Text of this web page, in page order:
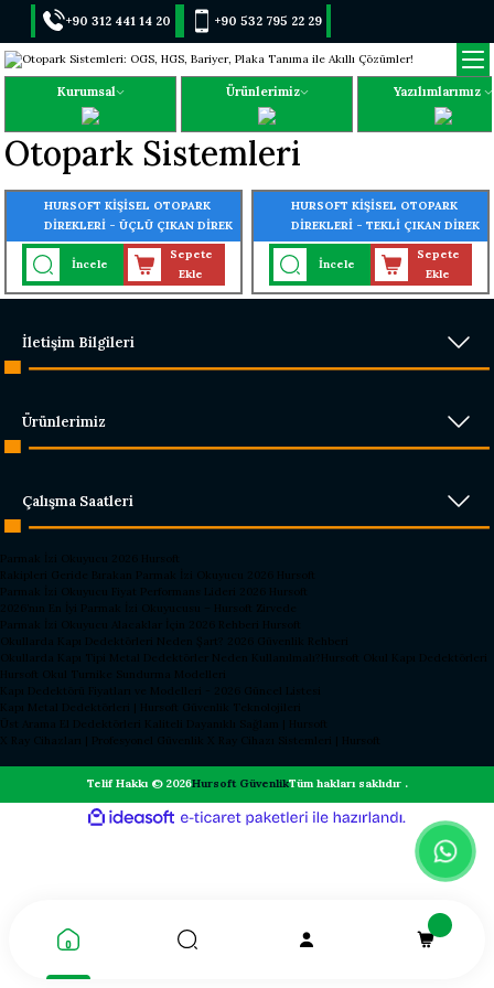
+90 312 441 14 20 +90 532 795 22 29
Kurumsal Ürünlerimiz Yazılımlarımız
Otopark Sistemleri
HURSOFT KİŞİSEL OTOPARK
DİREKLERİ - ÜÇLÜ ÇIKAN DİREK
İncele
Sepete
Ekle
HURSOFT KİŞİSEL OTOPARK
DİREKLERİ - TEKLİ ÇIKAN DİREK
İncele
Sepete
Ekle
İletişim Bilgileri
Ürünlerimiz
Çalışma Saatleri
Parmak İzi Okuyucu 2026 Hursoft
Rakipleri Geride Bırakan Parmak İzi Okuyucu 2026 Hursoft
Parmak İzi Okuyucu Fiyat Performans Lideri 2026 Hursoft
2026’nın En İyi Parmak İzi Okuyucusu – Hursoft Zirvede
Parmak İzi Okuyucu Alacaklar İçin 2026 Rehberi Hursoft
Okullarda Kapı Dedektörleri Neden Şart? 2026 Güvenlik Rehberi
Okullarda Kapı Tipi Metal Dedektörler Neden Kullanılmalı?Hursoft Okul Kapı Dedektörleri
Hursoft Okul Turnike Sundurma Modelleri
Kapı Dedektörü Fiyatları ve Modelleri - 2026 Güncel Listesi
Kapı Metal Dedektörleri | Hursoft Güvenlik Teknolojileri
Üst Arama El Dedektörleri Kaliteli Dayanıklı Sağlam | Hursoft
X Ray Cihazları | Profesyonel Güvenlik X Ray Cihazı Sistemleri | Hursoft
Telif Hakkı © 2026Hursoft GüvenlikTüm hakları saklıdır .
ideasoft
e-
hazırlandı.